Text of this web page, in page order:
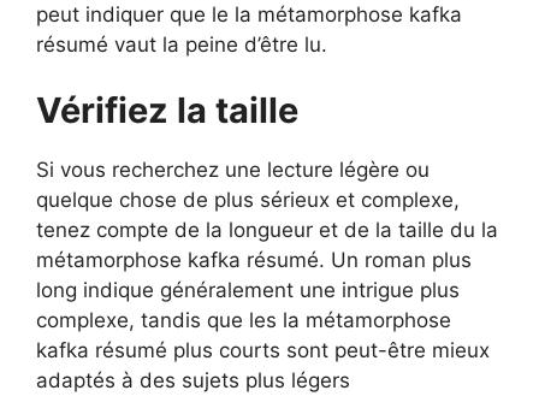
peut indiquer que le la métamorphose kafka
résumé vaut la peine d’être lu.
Vérifiez la taille
Si vous recherchez une lecture légère ou
quelque chose de plus sérieux et complexe,
tenez compte de la longueur et de la taille du la
métamorphose kafka résumé. Un roman plus
long indique généralement une intrigue plus
complexe, tandis que les la métamorphose
kafka résumé plus courts sont peut-être mieux
adaptés à des sujets plus légers